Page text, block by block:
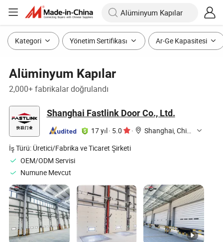
Kategori Yönetim Sertifikası Ar-Ge Kapasitesi
Alüminyum Kapılar
2,000+ fabrikalar doğrulandı
Shanghai Fastlink Door Co., Ltd.
17 yıl· 5.0 ·
Shanghai, China
İş Türü: Üretici/Fabrika ve Ticaret Şirketi
OEM/ODM Servisi
Numune Mevcut